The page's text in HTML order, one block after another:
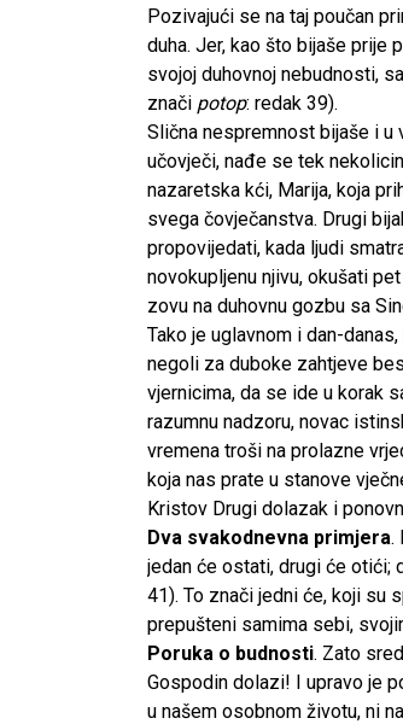
Pozivajući se na taj poučan
duha. Jer, kao što bijaše prije
svojoj duhovnoj nebudnosti,
znači potop: redak 39).
Slična nespremnost bijaše i u
učovječi, nađe se tek
nazaretska kći, Marija, koja
svega čovječanstva. Drugi
propovijedati, kada ljudi
novokupljenu njivu, okušati
zovu na duhovnu gozbu sa
Tako je uglavnom i dan-
negoli za duboke zahtjeve
vjernicima, da se ide u korak
razumnu nadzoru, novac
vremena troši na prolazne
koja nas prate u stanove
Kristov Drugi dolazak i
Dva svakodnevna primjera.
jedan će ostati, drugi će otići;
41). To znači jedni će, koji su
prepušteni samima sebi,
Poruka o budnosti. Zato
Gospodin dolazi! I upravo je
u našem osobnom životu, ni